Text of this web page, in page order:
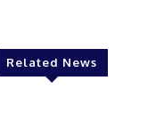
Related News